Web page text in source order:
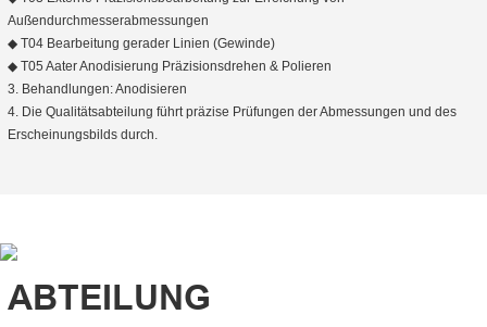
Außendurchmesserabmessungen
◆ T04 Bearbeitung gerader Linien (Gewinde)
◆ T05 Aater Anodisierung Präzisionsdrehen & Polieren
3. Behandlungen: Anodisieren
4. Die Qualitätsabteilung führt präzise Prüfungen der Abmessungen und des
Erscheinungsbilds durch.
ABTEILUNG